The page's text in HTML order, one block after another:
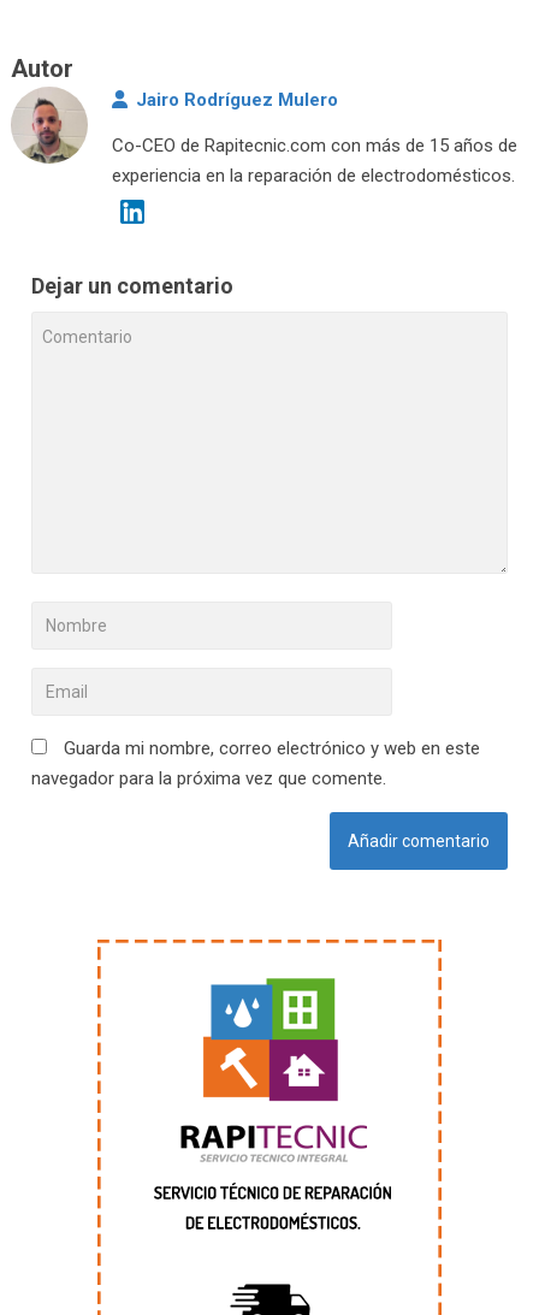
Autor
Jairo Rodríguez Mulero
Co-CEO de Rapitecnic.com con más de 15 años de
experiencia en la reparación de electrodomésticos.
Dejar un comentario
Guarda mi nombre, correo electrónico y web en este
navegador para la próxima vez que comente.